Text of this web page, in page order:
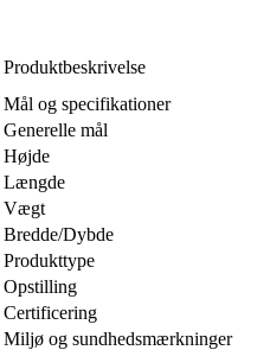
Produktbeskrivelse
Mål og specifikationer
Generelle mål
Højde
Længde
Vægt
Bredde/Dybde
Produkttype
Opstilling
Certificering
Miljø og sundhedsmærkninger